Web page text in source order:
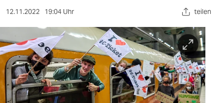
wahrheit
verlag
verlag
veranstaltungen
shop
12.11.2022 19:04 Uhr teilen